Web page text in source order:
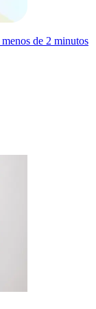
de 2 minutos